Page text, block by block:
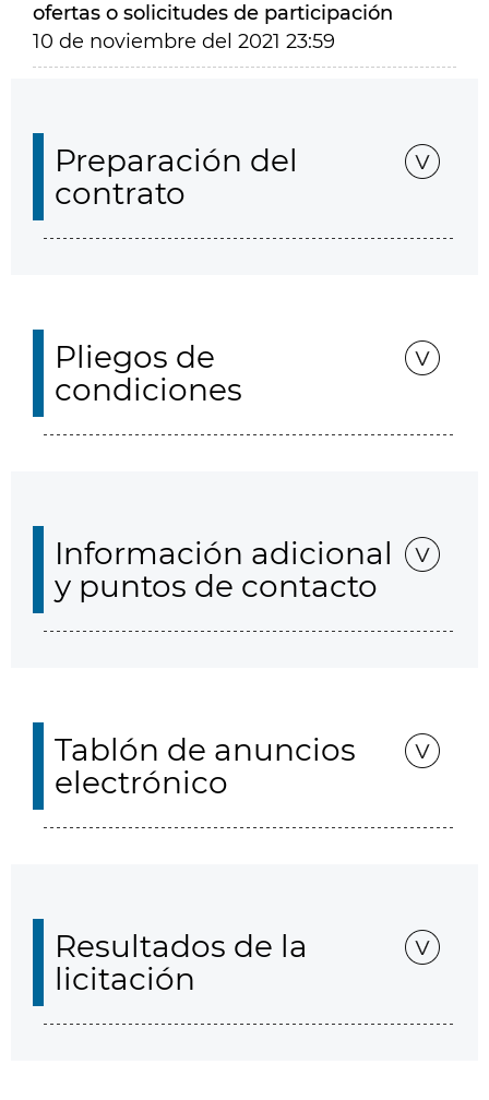
ofertas o solicitudes de participación
10 de noviembre del 2021 23:59
Preparación del
contrato
Pliegos de
condiciones
Información adicional
y puntos de contacto
Tablón de anuncios
electrónico
Resultados de la
licitación